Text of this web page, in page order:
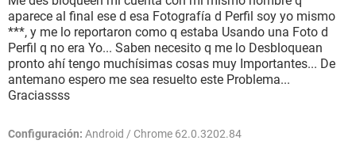
aparece al final ese d esa Fotografía d Perfil soy yo mismo
***, y me lo reportaron como q estaba Usando una Foto d
Perfil q no era Yo... Saben necesito q me lo Desbloquean
pronto ahí tengo muchísimas cosas muy Importantes... De
antemano espero me sea resuelto este Problema...
Graciassss
Configuración: Android / Chrome 62.0.3202.84